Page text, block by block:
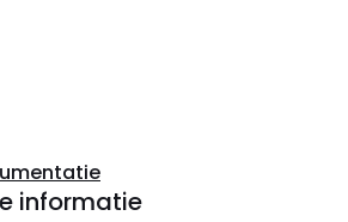
informatie